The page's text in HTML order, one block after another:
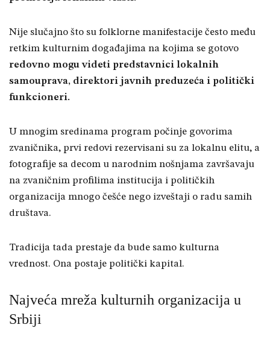
Nije slučajno što su folklorne manifestacije često među
retkim kulturnim događajima na kojima se gotovo
redovno mogu videti predstavnici lokalnih
samouprava, direktori javnih preduzeća i politički
funkcioneri.
U mnogim sredinama program počinje govorima
zvaničnika, prvi redovi rezervisani su za lokalnu elitu, a
fotografije sa decom u narodnim nošnjama završavaju
na zvaničnim profilima institucija i političkih
organizacija mnogo češće nego izveštaji o radu samih
društava.
Tradicija tada prestaje da bude samo kulturna
vrednost. Ona postaje politički kapital.
Najveća mreža kulturnih organizacija u
Srbiji